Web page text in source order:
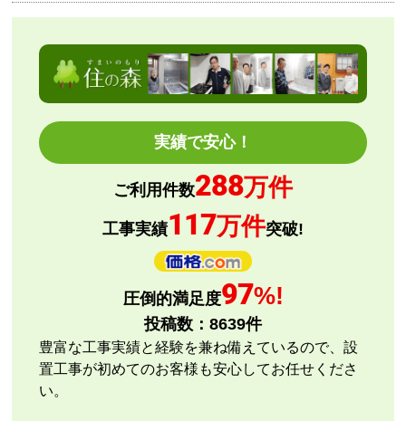
はい
ショップからの連絡や対応は適切でしたか？
はい
予定の期日までに商品が届きましたか？
商品の梱包は必要十分なものでしたか？
またこのショップを利用したいですか？
【注文商品】エアコン・クーラー 【注文
時期】2026年08月頃
【このショップを選んだ理由は？】
評価と価格
【注文からどのくらいで届きましたか？】
実績で安心！
ご利用件数288万件
工事実績117万件突破!
圧倒的満足度97%!
投稿数： 8639件
豊富な工事実績と経験を兼ね備えているので、設
置工事が初めてのお客様も安心してお任せくださ
い。